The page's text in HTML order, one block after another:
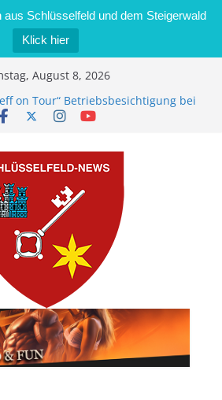
Schlüsselfeld und dem Steigerwald
Klick hier
August 8, 2026
on Tour“ Betriebsbesichtigung bei
Zimmermann GmbH
in Bernroth schnell unter
bietet Online-Anmeldung für
an
im Wert von 600 Euro